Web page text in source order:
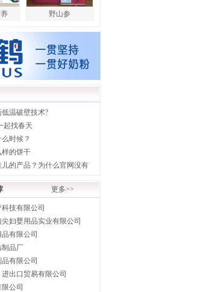
野山参
温破壁技术?
起找春天
时候？
样的饼干
的产品？为什么官网没有
更多>>
技有限公司
妇婴用品实业有限公司
有限公司
制品厂
有限公司
出口贸易有限公司
公司